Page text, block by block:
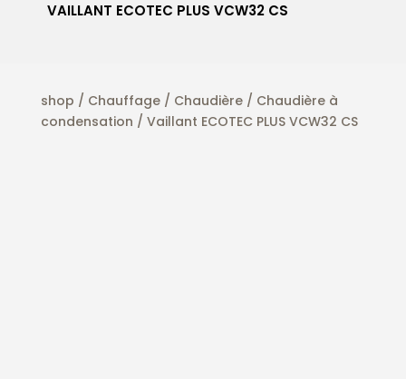
VAILLANT ECOTEC PLUS VCW32 CS
shop / Chauffage/ Chaudière/ Chaudière à
condensation / Vaillant ECOTEC PLUS VCW32 CS